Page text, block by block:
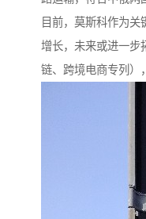
目前，莫斯科作为
增长，未来或进一步
链、跨境电商专列）